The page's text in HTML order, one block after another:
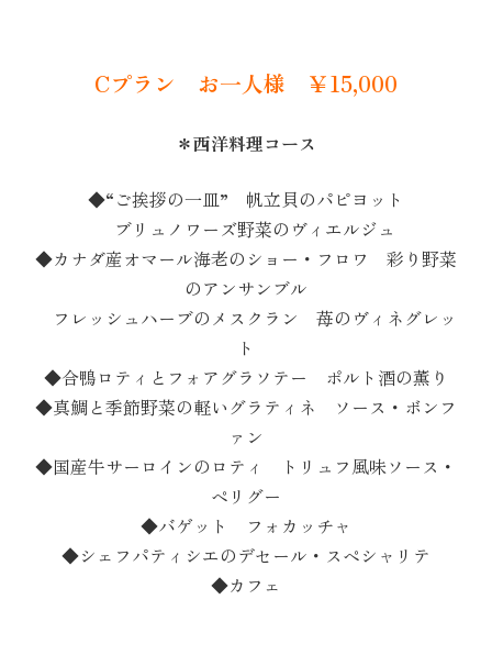
Cプラン お一人様 ￥15,000
＊西洋料理コース
◆“ご挨拶の一皿” 帆立貝のパピヨット
ブリュノワーズ野菜のヴィエルジュ
◆カナダ産オマール海老のショー・フロワ 彩り野菜
のアンサンブル
フレッシュハーブのメスクラン 苺のヴィネグレッ
ト
◆合鴨ロティとフォアグラソテー ポルト酒の薫り
◆真鯛と季節野菜の軽いグラティネ ソース・ボンフ
ァン
◆国産牛サーロインのロティ トリュフ風味ソース・
ペリグー
◆バゲット フォカッチャ
◆シェフパティシエのデセール・スペシャリテ
◆カフェ